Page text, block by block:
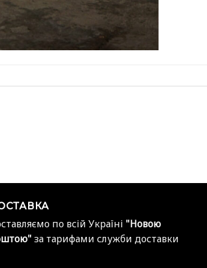
по всій Україні "Новою
за тарифами служби доставки